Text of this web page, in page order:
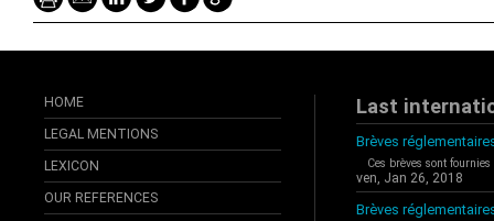
HOME
LEGAL MENTIONS
LEXICON
OUR REFERENCES
Last
Brèves
Ces brèves sont
ven, Jan 26, 2018
Brèves